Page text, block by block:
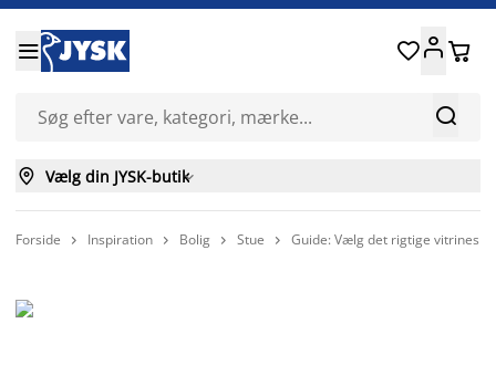


 
 Vælg din JYSK-butik
Forside  Inspiration  Bolig  Stue  Guide: Vælg det rigtige